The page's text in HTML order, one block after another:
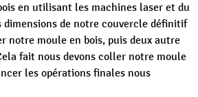
en utilisant les machines laser et du
de notre couvercle définitif
notre moule en bois, puis deux autre
fait nous devons coller notre moule
les opérations finales nous